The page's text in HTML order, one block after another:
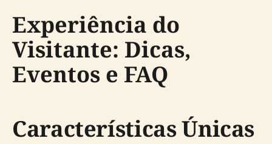
Experiência do
Visitante: Dicas,
Eventos e FAQ
Características Únicas